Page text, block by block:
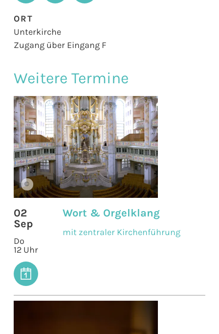
ORT
Unterkirche
Zugang über Eingang F
Weitere Termine
©
02
Sep
Do
12 Uhr
Wort & Orgelklang
mit zentraler Kirchenführung